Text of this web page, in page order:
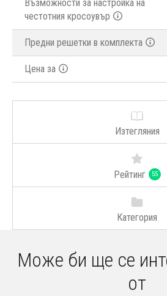
Възможности за настройка на
честотния кросоувър
Предни решетки в комплекта
Цена за
Изтегляния
Рейтинг 55
Категория
Може би ще се
от